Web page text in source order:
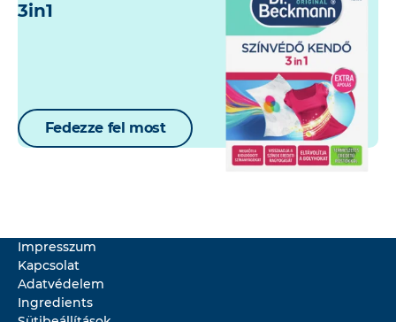
3in1
Fedezze fel most
Impresszum
Kapcsolat
Adatvédelem
Ingredients